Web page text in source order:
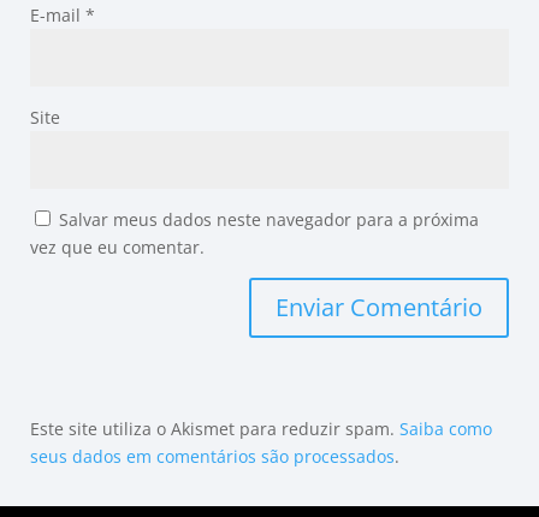
E-mail *
Site
Salvar meus dados neste navegador para a próxima
vez que eu comentar.
Este site utiliza o Akismet para reduzir spam. Saiba como
seus dados em comentários são processados.